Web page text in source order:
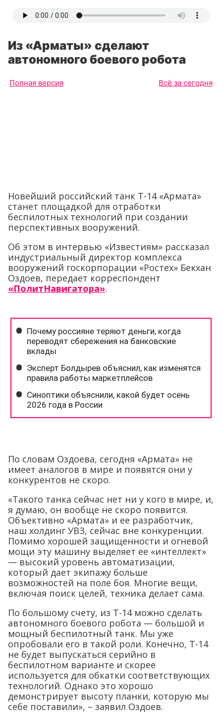
Из «Арматы» сделают
автономного боевого робота
Полная версия Всё за сегодня
Новейший российский танк Т-14 «Армата»
станет площадкой для отработки
беспилотных технологий при создании
перспективных вооружений.
Об этом в интервью «Известиям» рассказал
индустриальный директор комплекса
вооружений госкорпорации «Ростех» Бекхан
Оздоев, передает корреспондент
«ПолитНавигатора».
По словам Оздоева, сегодня «Армата» не
имеет аналогов в мире и появятся они у
конкурентов не скоро.
«Такого танка сейчас нет ни у кого в мире, и,
я думаю, он вообще не скоро появится.
Объективно «Армата» и ее разработчик,
наш холдинг УВЗ, сейчас вне конкуренции.
Помимо хорошей защищенности и огневой
мощи эту машину выделяет ее «интеллект»
— высокий уровень автоматизации,
который дает экипажу больше
возможностей на поле боя. Многие вещи,
включая поиск целей, техника делает сама.
По большому счету, из Т-14 можно сделать
автономного боевого робота — большой и
мощный беспилотный танк. Мы уже
опробовали его в такой роли. Конечно, Т-14
не будет выпускаться серийно в
беспилотном варианте и скорее
используется для обкатки соответствующих
технологий. Однако это хорошо
демонстрирует высоту планки, которую мы
себе поставили», – заявил Оздоев.